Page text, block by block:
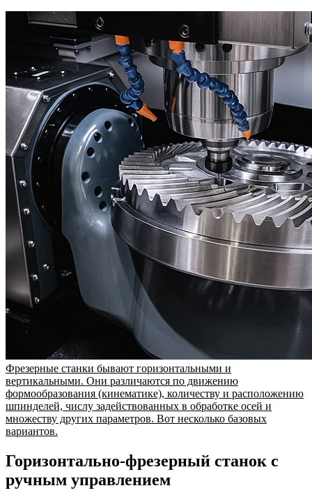
Фрезерные станки бывают горизонтальными и
вертикальными. Они различаются по движению
формообразования (кинематике), количеству и расположению
шпинделей, числу задействованных в обработке осей и
множеству других параметров. Вот несколько базовых
вариантов.
Горизонтально-фрезерный станок с
ручным управлением